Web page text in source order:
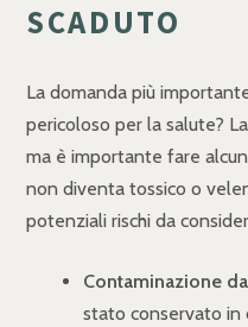
SCADUTO
La domanda più
pericoloso per la salute?
ma è importante fare
non diventa tossico o
potenziali rischi da
Contaminazione
stato conservato in